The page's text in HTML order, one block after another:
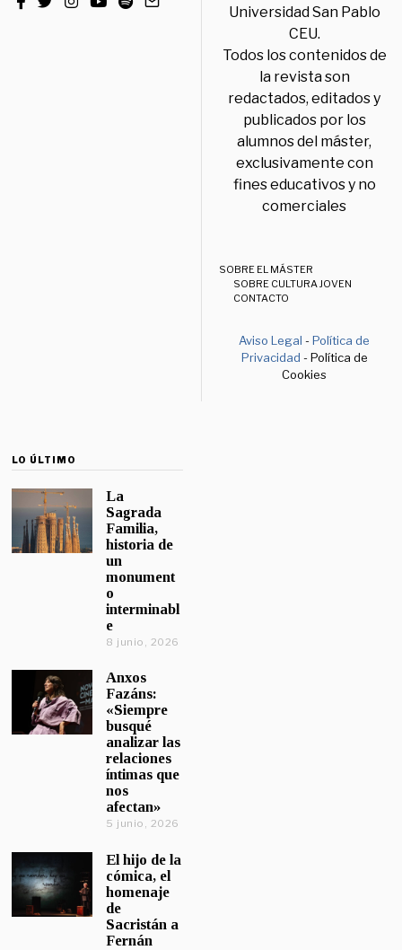
Universidad San Pablo
CEU.
Todos los contenidos de
la revista son
redactados, editados y
publicados por los
alumnos del máster,
exclusivamente con
fines educativos y no
comerciales
SOBRE EL MÁSTER
SOBRE CULTURA JOVEN
CONTACTO
Aviso Legal -Política de
Privacidad - Política de
Cookies
LO ÚLTIMO
La
Sagrada
Familia,
historia de
un
monument
o
interminabl
e
8 junio, 2026
Anxos
Fazáns:
«Siempre
busqué
analizar las
relaciones
íntimas que
nos
afectan»
5 junio, 2026
El hijo de la
cómica, el
homenaje
de
Sacristán a
Fernán